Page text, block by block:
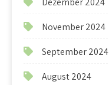
November 2024
September 2024
August 2024